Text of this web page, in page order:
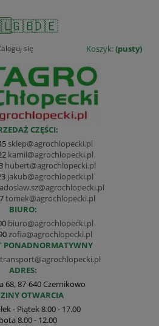
🇬🇧🇩🇪
Koszyk:(pusty)
się
CZĘŚCI:
sklep@agrochlopecki.pl
kamil@agrochlopecki.pl
hubert@agrochlopecki.pl
jakub@agrochlopecki.pl
tomek@agrochlopecki.pl
BIURO:
biuro@agrochlopecki.pl
zofia@agrochlopecki.pl
PONADNORMATYWNY
transport@agrochlopecki.pl
ADRES:
68, 87-640 Czernikowo
OTWARCIA
- Piątek 8.00 - 17.00
8.00 - 12.00